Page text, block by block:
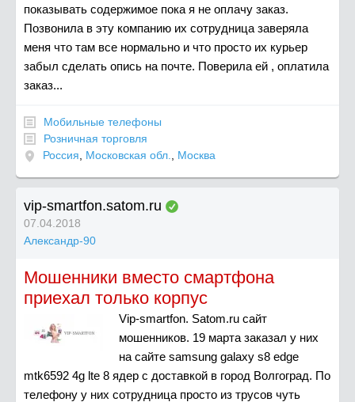
показывать содержимое пока я не оплачу заказ.
Позвонила в эту компанию их сотрудница заверяла
меня что там все нормально и что просто их курьер
забыл сделать опись на почте. Поверила ей , оплатила
заказ...
Мобильные телефоны
Розничная торговля
Россия, Московская обл., Москва
vip-smartfon.satom.ru
07.04.2018
Александр-90
Мошенники вместо смартфона
приехал только корпус
Vip-smartfon. Satom.ru сайт
мошенников. 19 марта заказал у них
на сайте samsung galaxy s8 edge
mtk6592 4g lte 8 ядер с доставкой в город Волгоград. По
телефону у них сотрудница просто из трусов чуть